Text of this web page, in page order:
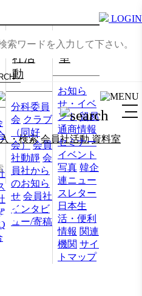
会員
社活
動
分科委員
会 クラブ
（同好
会） 会員
社動靜 会
員社から
のお知ら
せ 会員社
インタビ
ュー/寄稿
資料
室
お知ら
せ・イベ
ント 貿易
通商情報
セミナー
イベント
写真 韓企
連ニュー
スレター
日本生
活・便利
情報 関連
機関 サイ
トマップ
LOGIN
・検索 会員社活動 資料室